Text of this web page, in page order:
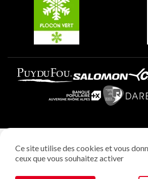
Plagne Aime 2000
Ce site utilise des cookies et vous
ceux que vous souhaitez activer